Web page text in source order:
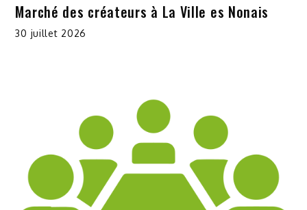
Marché des créateurs à La Ville es Nonais
30 juillet 2026